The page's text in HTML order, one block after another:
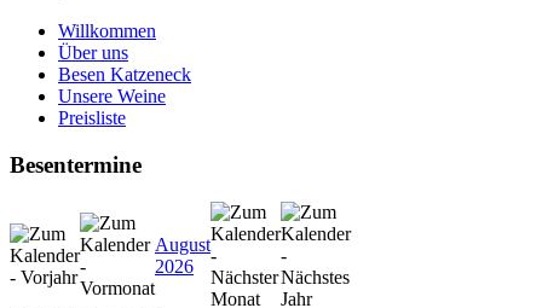
Willkommen
Über uns
Besen Katzeneck
Unsere Weine
Preisliste
Besentermine
August
2026